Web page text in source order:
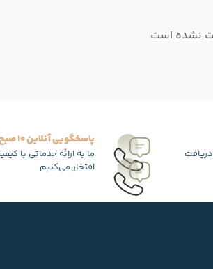
نشده است
پاسخگویی آنلاین 10 صبح تا 7 غروب
ما به ارائه خدماتی با
افتخار می‌کنیم